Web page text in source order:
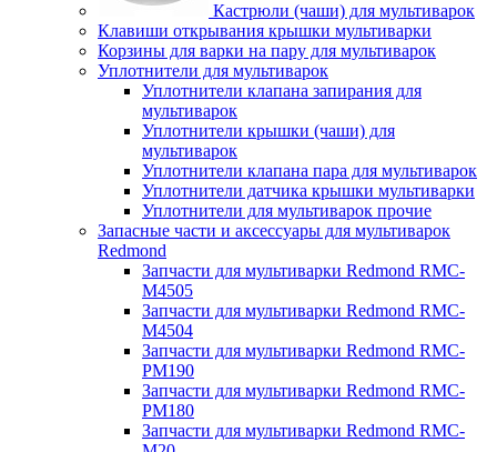
Кастрюли (чаши) для мультиварок
Клавиши открывания крышки мультиварки
Корзины для варки на пару для мультиварок
Уплотнители для мультиварок
Уплотнители клапана запирания для
мультиварок
Уплотнители крышки (чаши) для
мультиварок
Уплотнители клапана пара для мультиварок
Уплотнители датчика крышки мультиварки
Уплотнители для мультиварок прочие
Запасные части и аксессуары для мультиварок
Redmond
Запчасти для мультиварки Redmond RMC-
M4505
Запчасти для мультиварки Redmond RMC-
M4504
Запчасти для мультиварки Redmond RMC-
PM190
Запчасти для мультиварки Redmond RMC-
PM180
Запчасти для мультиварки Redmond RMC-